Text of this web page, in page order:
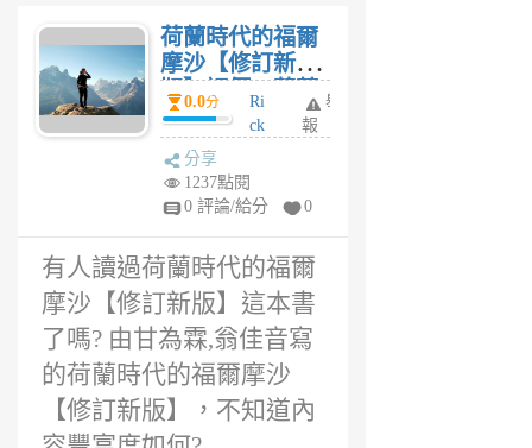
荷蘭時代的福爾
摩沙【修訂新
版】評價，荷蘭
時代的福爾摩沙
【修訂新版】感
想?
0.0分
Ri
ck
前
舉
報
分享
1237點閱
0 評論/給分
0
有人讀過荷蘭時代的福爾
摩沙【修訂新版】這本書
了嗎? 由甘為霖,翁佳音寫
的荷蘭時代的福爾摩沙
【修訂新版】，不知道內